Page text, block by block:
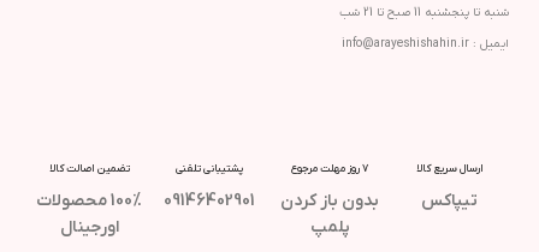
شنبه تا پنجشنبه 11 صبح تا 21 شب
ایمیل : info@arayeshishahin.ir
ارسال سریع کالا
تیپاکس
7 روز مهلت مرجوع
بدون باز کردن
پلمپ
پشتیبانی تلفنی
09146402901
تضمین اصالت کالا
100% محصولات
اورجینال